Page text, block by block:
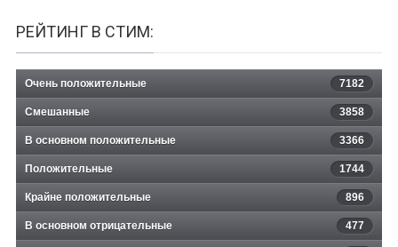
РЕЙТИНГ В СТИМ:
Очень положительные 7182
Смешанные 3858
В основном положительные 3366
Положительные 1744
Крайне положительные 896
В основном отрицательные 477